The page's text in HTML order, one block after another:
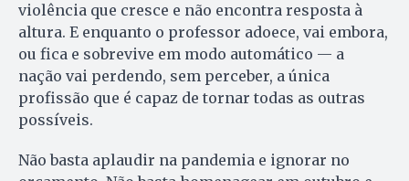
violência que cresce e não encontra resposta à
altura. E enquanto o professor adoece, vai embora,
ou fica e sobrevive em modo automático — a
nação vai perdendo, sem perceber, a única
profissão que é capaz de tornar todas as outras
possíveis.
Não basta aplaudir na pandemia e ignorar no